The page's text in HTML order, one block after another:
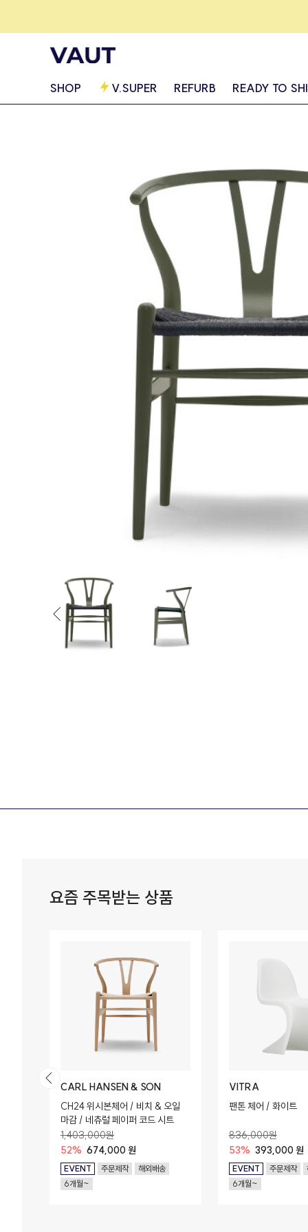
SHOP V.SUPER REFURB READY TO
요즘 주목받는 상품
CARL HANSEN & SON
CH24 위시본체어 / 비치 & 오일
마감 / 네츄럴 페이퍼 코드 시트
1,403,000원
52% 674,000 원
EVENT 주문제작
해외배송
6개월~
VITRA
팬톤 체어 / 화이트
836,000원
53% 393,000 원
EVENT 주문제작
6개월~